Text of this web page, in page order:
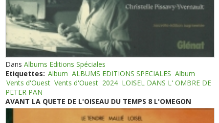
DansAlbums Editions Spéciales
Etiquettes: Album ALBUMS EDITIONS SPECIALES Album
Vents d'Ouest Vents d'Ouest 2024 LOISEL DANS L' OMBRE DE
PETER PAN
AVANT LA QUETE DE L'OISEAU DU TEMPS 8 L'OMEGON